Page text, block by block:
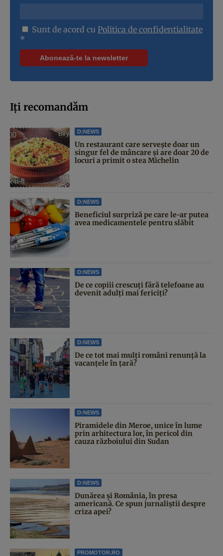
Sunt de acord cu Politica de confidentialitate
*
Iți recomandăm
D:NEWS
Un restaurant care servește doar un
singur fel de mâncare și are doar 20 de
locuri a primit o stea Michelin
D:NEWS
Beneficiul surpriză pe care le-ar putea
avea medicamentele pentru slăbit
D:NEWS
De ce copiii crescuți fără telefoane au
devenit adulți mai fericiți?
D:NEWS
De ce tot mai mulți români renunță la
vacanțele în țară?
D:NEWS
Piramidele din Meroe, unice în lume
prin arhitectura lor, în pericol din
cauza războiului din Sudan
D:NEWS
Dunărea și România, în presa
americană. Ce spun jurnaliștii despre
criza apei?
PROMOTOR.RO